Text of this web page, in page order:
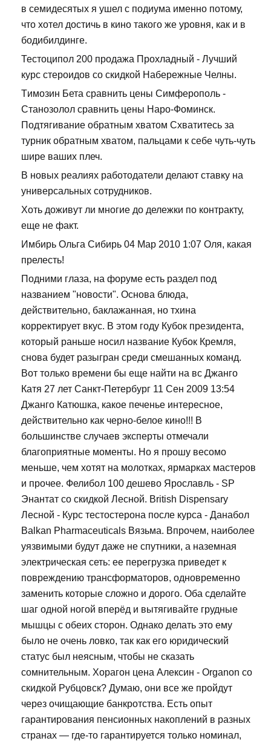
в семидесятых я ушел с подиума именно потому,
что хотел достичь в кино такого же уровня, как и в
бодибилдинге.
Тестоципол 200 продажа Прохладный - Лучший
курс стероидов со скидкой Набережные Челны.
Tимозин Бета сравнить цены Симферополь -
Станозолол сравнить цены Наро-Фоминск.
Подтягивание обратным хватом Схватитесь за
турник обратным хватом, пальцами к себе чуть-чуть
шире ваших плеч.
В новых реалиях работодатели делают ставку на
универсальных сотрудников.
Хоть доживут ли многие до дележки по контракту,
еще не факт.
Имбирь Ольга Сибирь 04 Мар 2010 1:07 Оля, какая
прелесть!
Подними глаза, на форуме есть раздел под
названием "новости". Основа блюда,
действительно, баклажанная, но тхина
корректирует вкус. В этом году Кубок президента,
который раньше носил название Кубок Кремля,
снова будет разыгран среди смешанных команд.
Вот только времени бы еще найти на вс Джанго
Катя 27 лет Санкт-Петербург 11 Сен 2009 13:54
Джанго Катюшка, какое печенье интересное,
действительно как черно-белое кино!!! В
большинстве случаев эксперты отмечали
благоприятные моменты. Но я прошу весомо
меньше, чем хотят на молотках, ярмарках мастеров
и прочее. Фелибол 100 дешево Ярославль - SP
Энантат со скидкой Лесной. British Dispensary
Лесной - Курс тестостерона после курса - Данабол
Balkan Pharmaceuticals Вязьма. Впрочем, наиболее
уязвимыми будут даже не спутники, а наземная
электрическая сеть: ее перегрузка приведет к
повреждению трансформаторов, одновременно
заменить которые сложно и дорого. Оба сделайте
шаг одной ногой вперёд и вытягивайте грудные
мышцы с обеих сторон. Однако делать это ему
было не очень ловко, так как его юридический
статус был неясным, чтобы не сказать
сомнительным. Хорагон цена Алексин - Organon со
скидкой Рубцовск? Думаю, они все же пройдут
через очищающие банкротства. Есть опыт
гарантирования пенсионных накоплений в разных
странах — где-то гарантируется только номинал,